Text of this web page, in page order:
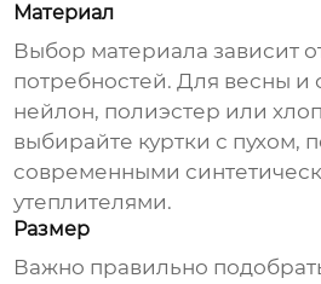
Материал
Выбор материала зависит
потребностей. Для весны и
нейлон, полиэстер или
выбирайте куртки с пухом,
современными
утеплителями.
Размер
Важно правильно